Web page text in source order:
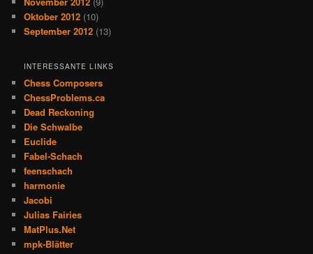
Oktober 2012 (10)
September 2012 (13)
INTERESSANTE LINKS
Chess Composers
ChessProblems.ca
Dead Reckoning
Die Schwalbe
Euclide
Fabel-Schach
feenschach
harmonie
Jacobi
Julias Fairies
MatPlus.Net
mpk-Blätter